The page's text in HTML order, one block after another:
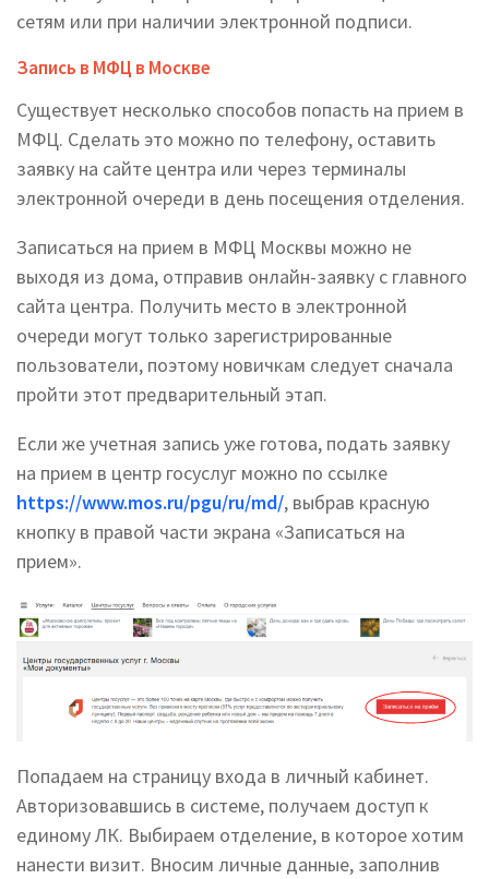
сетям или при наличии электронной подписи.
Запись в МФЦ в Москве
Существует несколько способов попасть на прием в
МФЦ. Сделать это можно по телефону, оставить
заявку на сайте центра или через терминалы
электронной очереди в день посещения отделения.
Записаться на прием в МФЦ Москвы можно не
выходя из дома, отправив онлайн-заявку с главного
сайта центра. Получить место в электронной
очереди могут только зарегистрированные
пользователи, поэтому новичкам следует сначала
пройти этот предварительный этап.
Если же учетная запись уже готова, подать заявку
на прием в центр госуслуг можно по ссылке
https://www.mos.ru/pgu/ru/md/, выбрав красную
кнопку в правой части экрана «Записаться на
прием».
Попадаем на страницу входа в личный кабинет.
Авторизовавшись в системе, получаем доступ к
единому ЛК. Выбираем отделение, в которое хотим
нанести визит. Вносим личные данные, заполнив